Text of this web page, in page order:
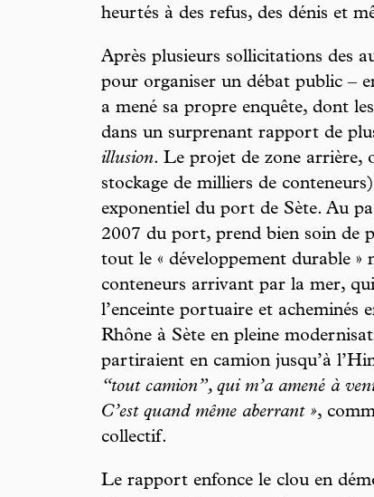
heurtés à des refus, des dénis et
Après plusieurs sollicitations des
pour organiser un débat public –
a mené sa propre enquête, dont
dans un surprenant rapport de
illusion. Le projet de zone arrière,
stockage de milliers de
exponentiel du port de Sète. Au
2007 du port, prend bien soin de
tout le « développement durable »
conteneurs arrivant par la mer,
l’enceinte portuaire et acheminés
Rhône à Sète en pleine
partiraient en camion jusqu’à
“tout camion”, qui m’a amené à
C’est quand même aberrant »,
collectif.
Le rapport enfonce le clou en